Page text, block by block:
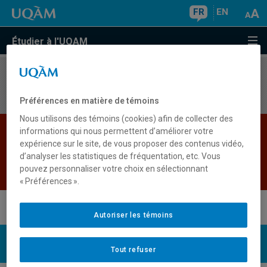
FR EN
Étudier à l'UQAM
Aucun résultat
Les bases de données institutionnelles sont
indisponibles pour le moment. Veuillez
réessayer plus tard.
Retour
UQAM
Préférences en matière de témoins
Nous utilisons des témoins (cookies) afin de collecter des
informations qui nous permettent d’améliorer votre
expérience sur le site, de vous proposer des contenus vidéo,
d’analyser les statistiques de fréquentation, etc. Vous
pouvez personnaliser votre choix en sélectionnant
« Préférences ».
Tout refuser
Autoriser les témoins